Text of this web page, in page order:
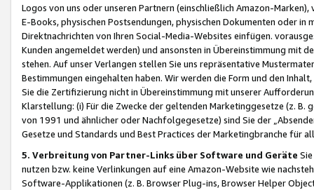
Logos von uns oder unseren Partnern (einschließlich Amazon-
E-Books, physischen Postsendungen, physischen Dokumenten oder in
Direktnachrichten von Ihren Social-Media-Websites einfügen.
Kunden angemeldet werden) und ansonsten in Übereinstimmung mit
stehen. Auf unser Verlangen stellen Sie uns repräsentative
Bestimmungen eingehalten haben. Wir werden die Form und den
Sie die Zertifizierung nicht in Übereinstimmung mit unserer
Klarstellung: (i) Für die Zwecke der geltenden Marketinggesetze (z. B.
von 1991 und ähnlicher oder Nachfolgegesetze) sind Sie der
Gesetze und Standards und Best Practices der Marketingbranche für
5. Verbreitung von Partner-Links über Software und Geräte
nutzen bzw. keine Verlinkungen auf eine Amazon-Website wie
Software-Applikationen (z. B. Browser Plug-ins, Browser Helper